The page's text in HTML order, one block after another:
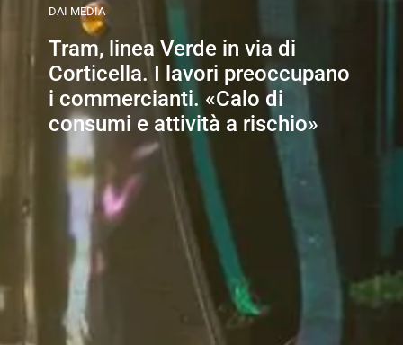
DAI MEDIA
Tram, linea Verde in via di
Corticella. I lavori preoccupano
i commercianti. «Calo di
consumi e attività a rischio»